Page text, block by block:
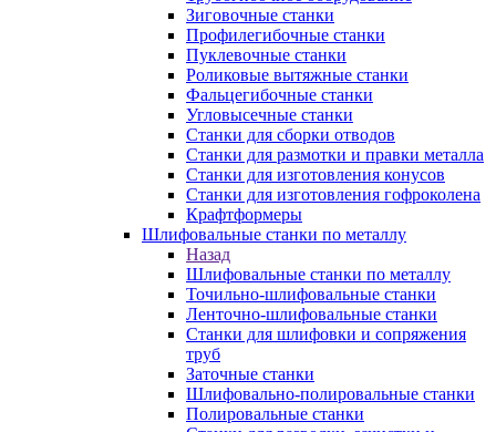
Зиговочные станки
Профилегибочные станки
Пуклевочные станки
Роликовые вытяжные станки
Фальцегибочные станки
Угловысечные станки
Станки для сборки отводов
Станки для размотки и правки металла
Станки для изготовления конусов
Станки для изготовления гофроколена
Крафтформеры
Шлифовальные станки по металлу
Назад
Шлифовальные станки по металлу
Точильно-шлифовальные станки
Ленточно-шлифовальные станки
Станки для шлифовки и сопряжения
труб
Заточные станки
Шлифовально-полировальные станки
Полировальные станки